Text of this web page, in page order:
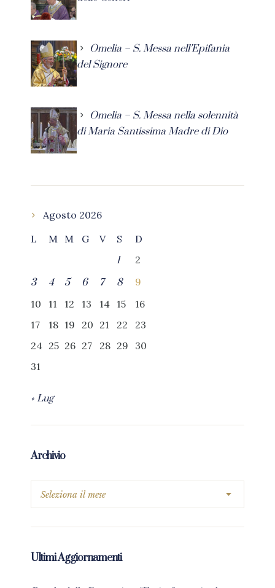
Omelia – S. Messa nell’Epifania
del Signore
Omelia – S. Messa nella solennità
di Maria Santissima Madre di Dio
Agosto 2026
L
M M G V S
D
1
2
3
4 5 6 7 8
9
10
11 12 13 14 15
16
17
18 19 20 21 22
23
24 25 26 27 28 29
30
31
« Lug
Archivio
Ultimi Aggiornamenti